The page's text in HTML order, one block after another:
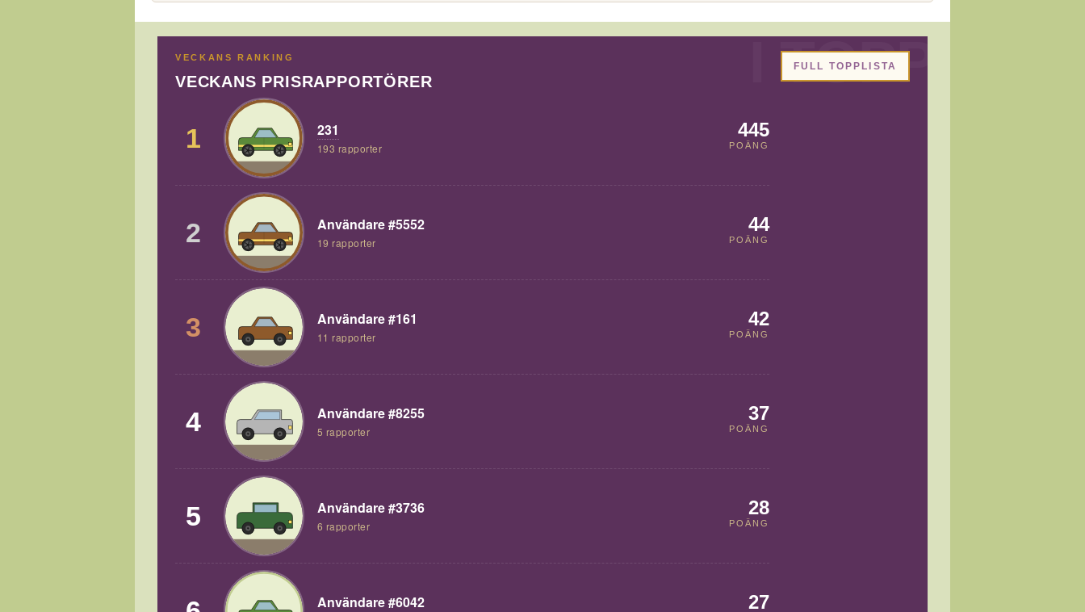
VECKANS RANKING
VECKANS PRISRAPPORTÖRER
1 231
193 rapporter
445
POÄNG
2 Användare #5552
19 rapporter
44
POÄNG
3 Användare #161
11 rapporter
42
POÄNG
4 Användare #8255
5 rapporter
37
POÄNG
5 Användare #3736
6 rapporter
28
POÄNG
Användare #6042 27
FULL TOPPLISTA